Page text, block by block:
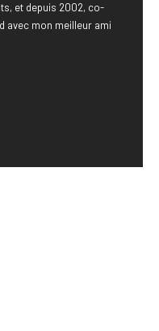
et depuis 2002, co-
avec mon meilleur ami